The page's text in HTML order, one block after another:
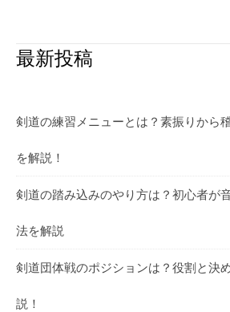
最新投稿
剣道の練習メニューとは？素振りから
を解説！
剣道の踏み込みのやり方は？初心者が
法を解説
剣道団体戦のポジションは？役割と決
説！